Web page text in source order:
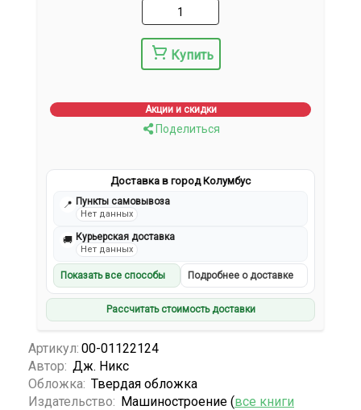
Купить
Акции и скидки
Поделиться
Доставка в город Колумбус
📍 Пункты самовывоза
Нет данных
🚚 Курьерская доставка
Нет данных
Показать все способы Подробнее о доставке
Рассчитать стоимость доставки
Артикул: 00-01122124
Автор: Дж. Никс
Обложка: Твердая обложка
Издательство: Машиностроение (все книги